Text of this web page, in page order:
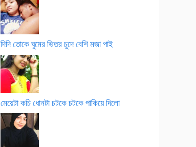
দিদি তোকে ঘুমের ভিতর চুদে বেশি মজা পাই
মেয়েটা কচি ধোনটা চটকে চটকে পাকিয়ে দিলো